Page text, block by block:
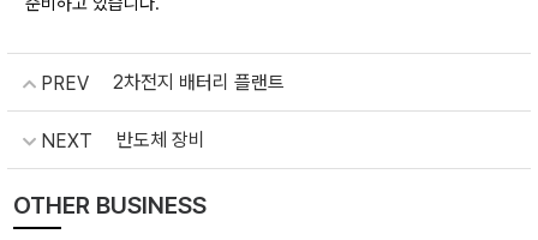
PREV 2차전지 배터리 플랜트
NEXT 반도체 장비
OTHER BUSINESS